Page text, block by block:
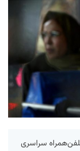
تلفن‌همراه سراسری